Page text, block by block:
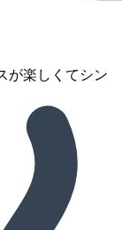
が楽しくてシン